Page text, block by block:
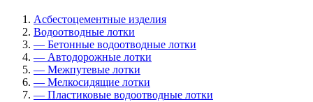
Асбестоцементные изделия
Водоотводные лотки
— Бетонные водоотводные лотки
— Автодорожные лотки
— Межпутевые лотки
— Мелкосидящие лотки
— Пластиковые водоотводные лотки